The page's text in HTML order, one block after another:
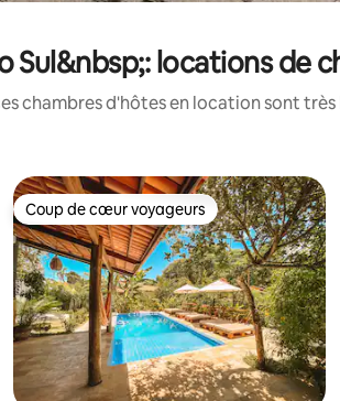
Sul&nbsp;: locations de
chambres d'hôtes en location sont
Coup de cœur voyageurs
Coup de cœur voyageurs